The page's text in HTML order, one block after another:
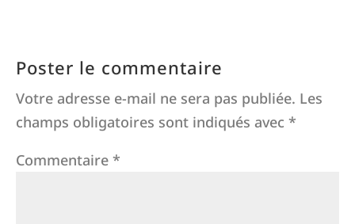
Poster le commentaire
Votre adresse e-mail ne sera pas publiée. Les
champs obligatoires sont indiqués avec *
Commentaire *